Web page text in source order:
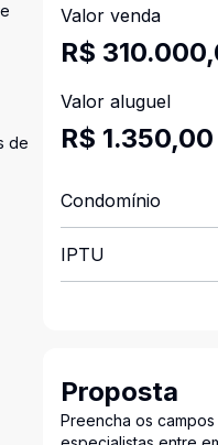
de
Valor venda
R$
Valor aluguel
R$ 1.350,00
Condomínio
IPTU
Proposta
Preencha os